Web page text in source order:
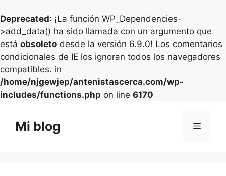
Deprecated: ¡La función WP_Dependencies-
>add_data() ha sido llamada con un argumento que
está obsoleto desde la versión 6.9.0! Los comentarios
condicionales de IE los ignoran todos los navegadores
compatibles. in
/home/njgewjep/antenistascerca.com/wp-
includes/functions.php on line 6170
contenido
Mi blog Menú